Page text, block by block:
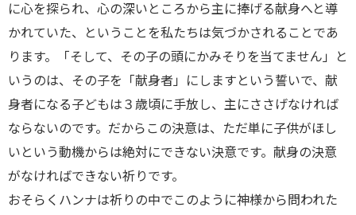
に心を探られ、心の深いところから主に捧げる献身へと導
かれていた、ということを私たちは気づかされることであ
ります。「そして、その子の頭にかみそりを当てません」と
いうのは、その子を「献身者」にしますという誓いで、献
身者になる子どもは３歳頃に手放し、主にささげなければ
ならないのです。だからこの決意は、ただ単に子供がほし
いという動機からは絶対にできない決意です。献身の決意
がなければできない祈りです。
おそらくハンナは祈りの中でこのように神様から問われた